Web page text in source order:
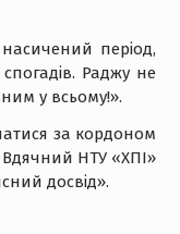
період,
Раджу не
у всьому!».
за кордоном
НТУ «ХПІ»
досвід».